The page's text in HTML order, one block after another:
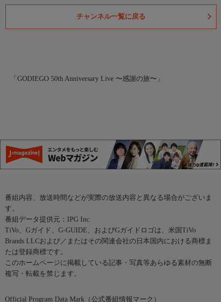
チャンネル一覧に戻る
「GODIEGO 50th Anniversary Live 〜感謝の旅〜」
番組内容、放送時間などが実際の放送内容と異なる場合がございま
す。
番組データ提供元：IPG Inc.
TiVo、Gガイド、G-GUIDE、およびGガイドロゴは、米国TiVo
Brands LLCおよび／またはその関連会社の日本国内における商標ま
たは登録商標です。
このホームページに掲載している記事・写真等あらゆる素材の無断
複写・転載を禁じます。
Official Program Data Mark（公式番組情報マーク）